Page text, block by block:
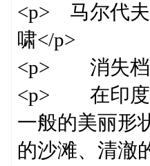
<p> 马尔代
啸</p>
<p> 消失档
<p> 在印度
一般的美丽形
的沙滩、清澈